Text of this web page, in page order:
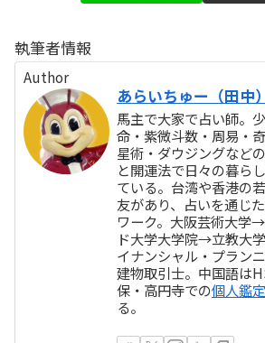
執筆者情報
Author
あらいちゅー（田中）
馬主で大家で占い師。
命・紫微斗数・周易・
星術・ダウジングなど
と開運法で日々の暮ら
ている。台湾や香港の
友があり、占いを通じ
ワーク。大阪芸術大学
ド大学大学院→立教大
イナンシャル・プラン
建物取引士。中国語は
保・高円寺での個人鑑定
る。